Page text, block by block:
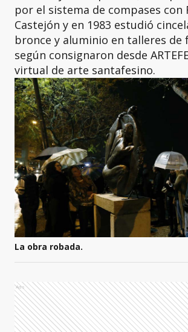
por el sistema de compases con
Castejón y en 1983 estudió
bronce y aluminio en talleres de
según consignaron desde
virtual de arte santafesino.
La obra robada.
Ads